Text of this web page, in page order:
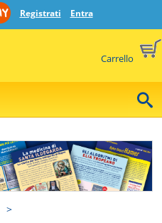
Registrati Entra
Carrello
>